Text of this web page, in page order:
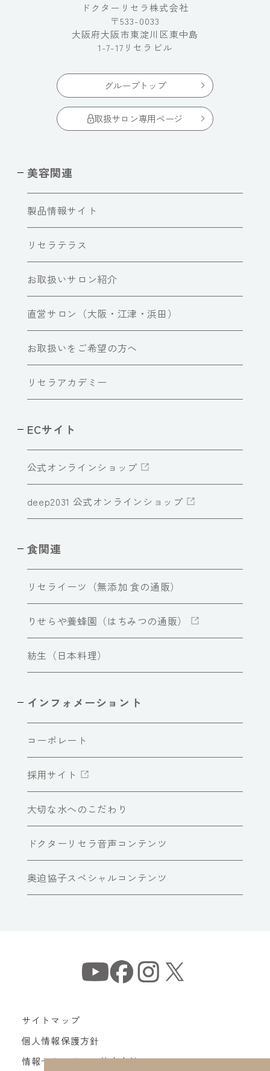
ドクターリセラ株式会社
〒533-0033
大阪府大阪市東淀川区東中島
1-7-17リセラビル
グループトップ
取扱サロン専用ページ
美容関連
製品情報サイト
リセラテラス
お取扱いサロン紹介
直営サロン（大阪・江津・浜田）
お取扱いをご希望の方へ
リセラアカデミー
ECサイト
公式オンラインショップ
deep2031 公式オンラインショップ
食関連
リセライーツ（無添加 食の通販）
りせらや養蜂園（はちみつの通販）
紡生（日本料理）
インフォメーショント
コーポレート
採用サイト
大切な水へのこだわり
ドクターリセラ音声コンテンツ
奥迫協子スペシャルコンテンツ
サイトマップ
個人情報保護方針
情報セキュリティ基本方針